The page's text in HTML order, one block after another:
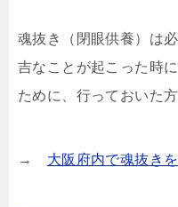
魂抜き（閉眼供養）は
吉なことが起こった時
ために、行っておいた
→ 大阪府内で魂抜き